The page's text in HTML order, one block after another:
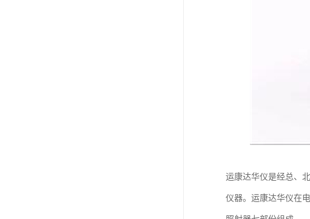
运康达华仪是经总、
仪器。运康达华仪在